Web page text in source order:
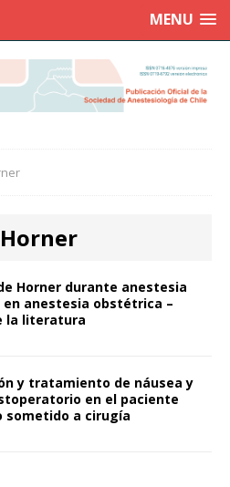
MENU
Horner durante anestesia
en anestesia obstétrica –
la literatura
y tratamiento de náusea y
en el paciente
sometido a cirugía